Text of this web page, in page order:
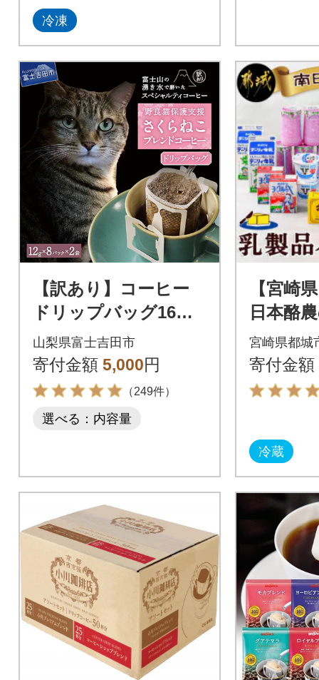
冷凍
【訳あり】コーヒー
ドリップバッグ16杯
ふるさと納税で動物
保護 さくらねこ 野良
猫 TNR活動支援
山梨県富士吉田市
寄付金額 5,000円
（249件）
選べる：内容量
【宮崎
日本酪
品バラ
宮崎県都城
寄付金額
冷蔵